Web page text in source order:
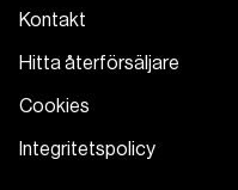
Kontakt
Hitta återförsäljare
Cookies
Integritetspolicy